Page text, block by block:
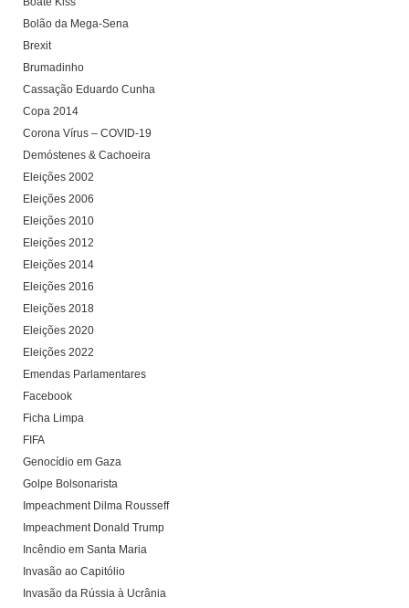
Bolão da Mega-Sena
Brexit
Brumadinho
Cassação Eduardo Cunha
Copa 2014
Corona Vírus – COVID-19
Demóstenes & Cachoeira
Eleições 2002
Eleições 2006
Eleições 2010
Eleições 2012
Eleições 2014
Eleições 2016
Eleições 2018
Eleições 2020
Eleições 2022
Emendas Parlamentares
Facebook
Ficha Limpa
FIFA
Genocídio em Gaza
Golpe Bolsonarista
Impeachment Dilma Rousseff
Impeachment Donald Trump
Incêndio em Santa Maria
Invasão ao Capitólio
Invasão da Rússia à Ucrânia